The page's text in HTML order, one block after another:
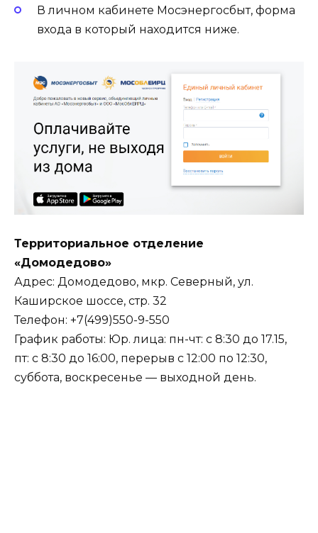
В личном кабинете Мосэнергосбыт, форма
входа в который находится ниже.
Территориальное отделение
«Домодедово»
Адрес: Домодедово, мкр. Северный, ул.
Каширское шоссе, стр. 32
Телефон: +7(499)550-9-550
График работы: Юр. лица: пн-чт: с 8:30 до 17.15,
пт: с 8:30 до 16:00, перерыв с 12:00 по 12:30,
суббота, воскресенье — выходной день.